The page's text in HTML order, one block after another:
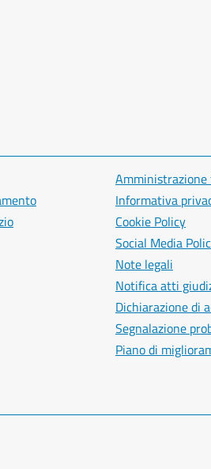
Informativa
Cookie Policy
Social Media
Note legali
Notifica atti
Dichiarazione di
Segnalazione
Piano di